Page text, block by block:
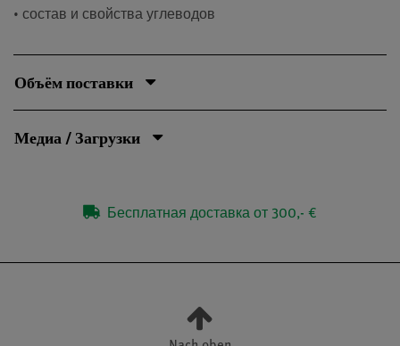
• состав и свойства углеводов
Объём поставки
Медиа / Загрузки
Бесплатная доставка от 300,- €